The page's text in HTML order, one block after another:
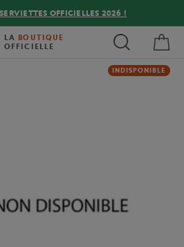
OFFICIELLES 2026 !
LA BOUTIQUE
OFFICIELLE
INDISPONIBLE